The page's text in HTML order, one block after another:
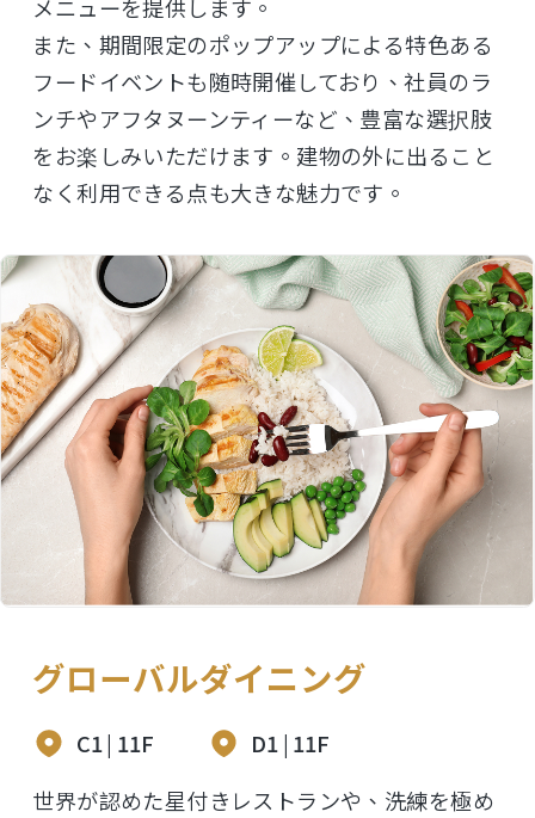
メニューを提供します。
また、期間限定のポップアップによる特色ある
フードイベントも随時開催しており、社員のラ
ンチやアフタヌーンティーなど、豊富な選択肢
をお楽しみいただけます。建物の外に出ること
なく利用できる点も大きな魅力です。
グローバルダイニング
C1 | 11F
D1 | 11F
世界が認めた星付きレストランや、洗練を極め